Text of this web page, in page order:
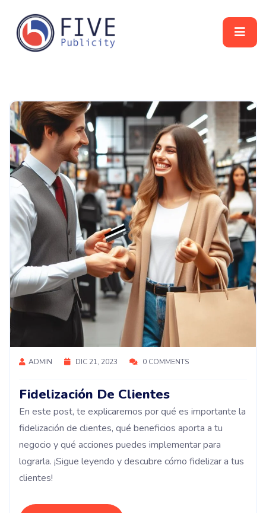
ADMIN DIC 21, 2023 0 COMMENTS
Fidelización De Clientes
En este post, te explicaremos por qué es importante la
fidelización de clientes, qué beneficios aporta a tu
negocio y qué acciones puedes implementar para
lograrla. ¡Sigue leyendo y descubre cómo fidelizar a tus
clientes!